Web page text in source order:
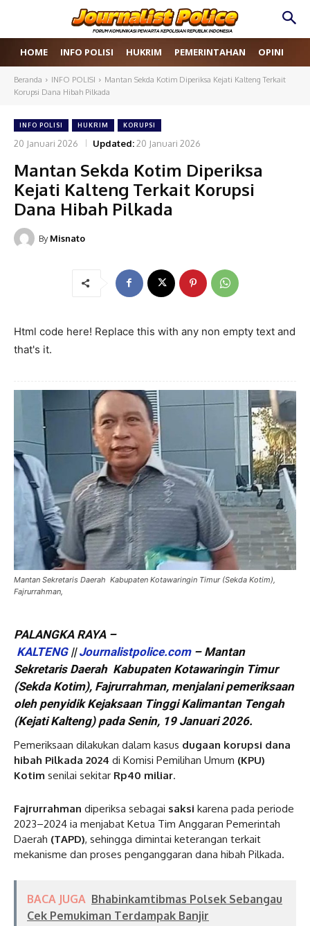
HOME INFO POLISI HUKRIM PEMERINTAHAN OPINI
Beranda INFO POLISI
Mantan Sekda Kotim Diperiksa Kejati Kalteng Terkait
Korupsi Dana Hibah Pilkada
INFO POLISI HUKRIM KORUPSI
20 Januari 2026 Updated:20 Januari 2026
Mantan Sekda Kotim Diperiksa
Kejati Kalteng Terkait Korupsi
Dana Hibah Pilkada
By Misnato
Html code here! Replace this with any non empty text and
that's it.
Mantan Sekretaris Daerah Kabupaten Kotawaringin Timur (Sekda Kotim),
Fajrurrahman,
PALANGKA RAYA –
KALTENG||Journalistpolice.com– Mantan
Sekretaris Daerah Kabupaten Kotawaringin Timur
(Sekda Kotim), Fajrurrahman, menjalani pemeriksaan
oleh penyidik Kejaksaan Tinggi Kalimantan Tengah
(Kejati Kalteng) pada Senin, 19 Januari 2026.
Pemeriksaan dilakukan dalam kasus dugaan korupsi dana
hibah Pilkada 2024 di Komisi Pemilihan Umum (KPU)
Kotim senilai sekitar Rp40 miliar.
Fajrurrahman diperiksa sebagai saksi karena pada periode
2023–2024 ia menjabat Ketua Tim Anggaran Pemerintah
Daerah (TAPD), sehingga dimintai keterangan terkait
mekanisme dan proses penganggaran dana hibah Pilkada.
BACA JUGA Bhabinkamtibmas Polsek Sebangau
Cek Pemukiman Terdampak Banjir